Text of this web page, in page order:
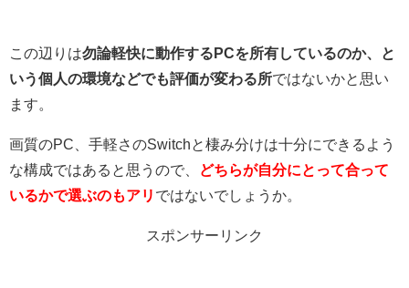
この辺りは勿論軽快に動作するPCを所有しているのか、と
いう個人の環境などでも評価が変わる所ではないかと思い
ます。
画質のPC、手軽さのSwitchと棲み分けは十分にできるよう
な構成ではあると思うので、
どちらが自分にとって合って
いるかで選ぶのもアリ ではないでしょうか。
スポンサーリンク